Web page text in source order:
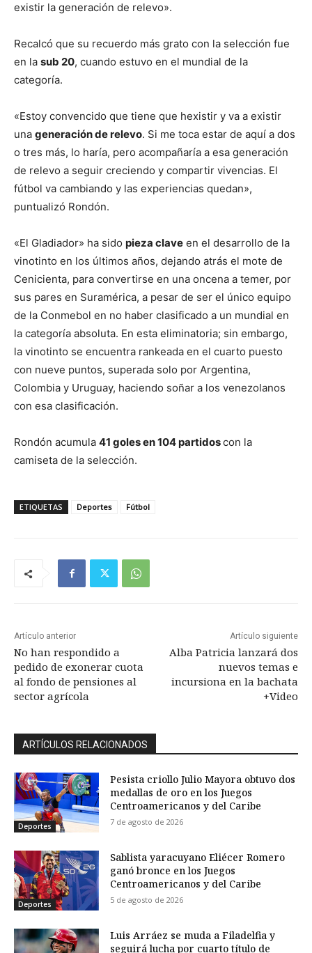
existir la generación de relevo».
Recalcó que su recuerdo más grato con la selección fue
en la sub 20, cuando estuvo en el mundial de la
categoría.
«Estoy convencido que tiene que hexistir y va a existir
una generación de relevo. Si me toca estar de aquí a dos
o tres más, lo haría, pero acompañaría a esa generación
de relevo a seguir creciendo y compartir vivencias. El
fútbol va cambiando y las experiencias quedan»,
puntualizó Rondón.
«El Gladiador» ha sido pieza clave en el desarrollo de la
vinotinto en los últimos años, dejando atrás el mote de
Cenicienta, para convertirse en una oncena a temer, por
sus pares en Suramérica, a pesar de ser el único equipo
de la Conmebol en no haber clasificado a un mundial en
la categoría absoluta. En esta eliminatoria; sin embargo,
la vinotinto se encuentra rankeada en el cuarto puesto
con nueve puntos, superada solo por Argentina,
Colombia y Uruguay, haciendo soñar a los venezolanos
con esa clasificación.
Rondón acumula 41 goles en 104 partidoscon la
camiseta de la selección.
ETIQUETAS Deportes Fútbol
Artículo anterior
No han respondido a
pedido de exonerar cuota
al fondo de pensiones al
sector agrícola
Artículo siguiente
Alba Patricia lanzará dos
nuevos temas e
incursiona en la bachata
+Video
ARTÍCULOS RELACIONADOS
Deportes
Pesista criollo Julio Mayora obtuvo dos
medallas de oro en los Juegos
Centroamericanos y del Caribe
7 de agosto de 2026
Deportes
Sablista yaracuyano Eliécer Romero
ganó bronce en los Juegos
Centroamericanos y del Caribe
5 de agosto de 2026
Luis Arráez se muda a Filadelfia y
seguirá lucha por cuarto título de